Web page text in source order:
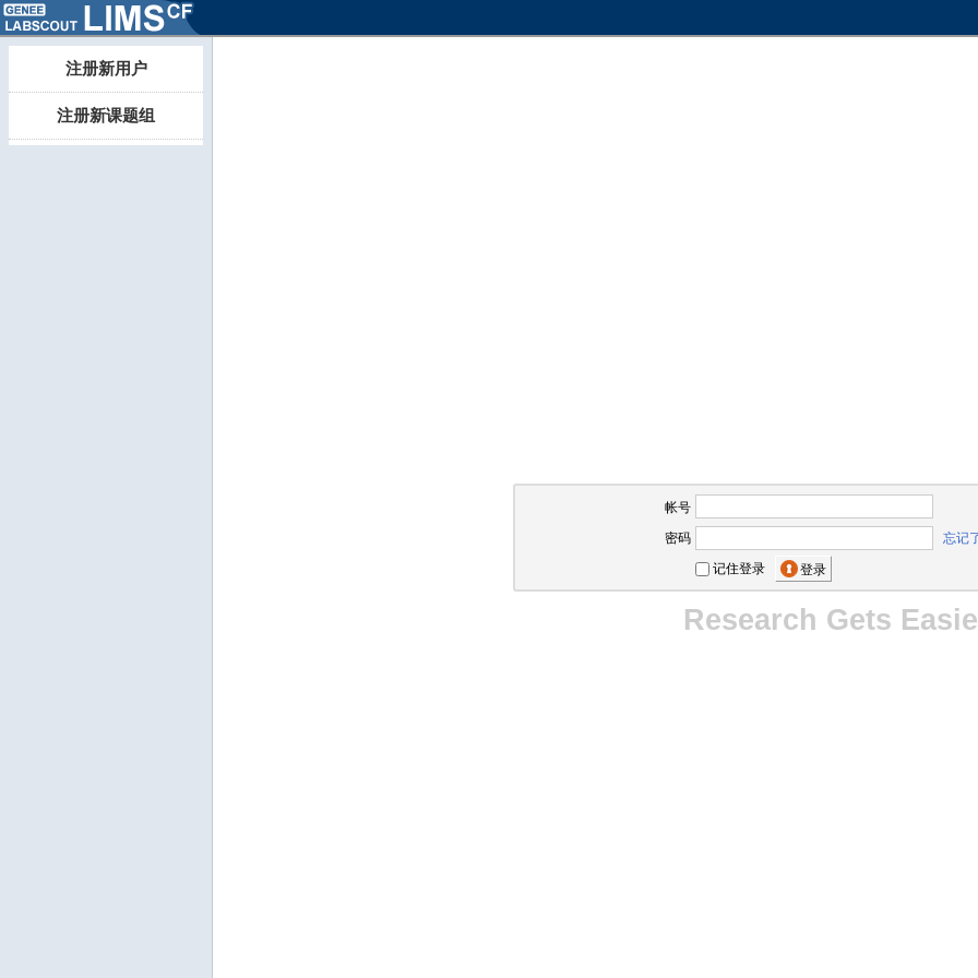
注册新用户
注册新课题组
帐号
密码
忘记
记住登录
Research Gets